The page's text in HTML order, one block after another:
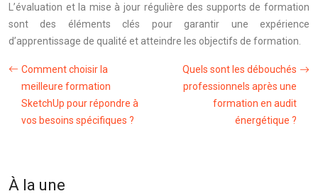
L’évaluation et la mise à jour régulière des supports de formation
sont des éléments clés pour garantir une expérience
d’apprentissage de qualité et atteindre les objectifs de formation.
Comment choisir la
meilleure formation
SketchUp pour répondre à
vos besoins spécifiques ?
Quels sont les débouchés
professionnels après une
formation en audit
énergétique ?
À la une